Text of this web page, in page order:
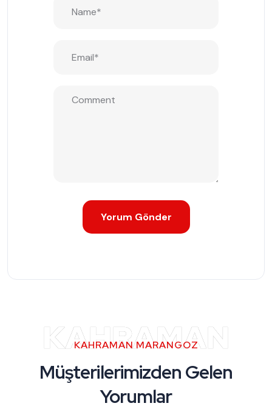
KAHRAMAN MARANGOZ
Müşterilerimizden Gelen
Yorumlar
KAHRAMAN